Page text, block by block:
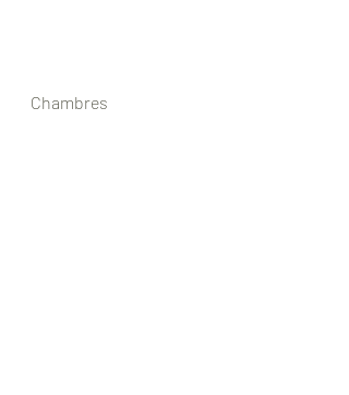
Chambres